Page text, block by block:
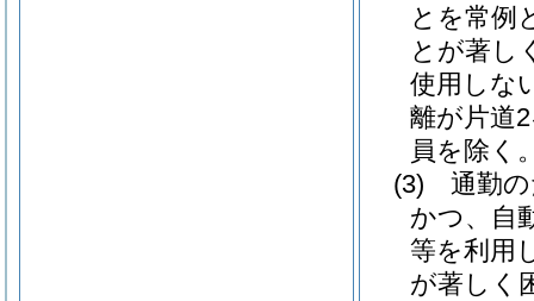
とを常例
とが著し
使用しな
離が片道
員を除く
(3)
通勤
かつ、自
等を利用
が著しく